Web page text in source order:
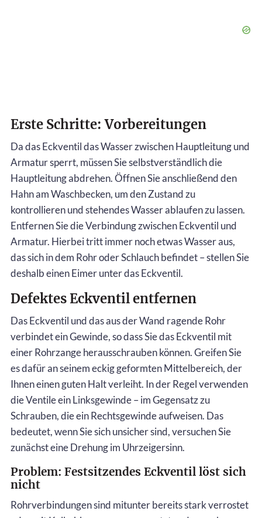
Erste Schritte: Vorbereitungen
Da das Eckventil das Wasser zwischen Hauptleitung und
Armatur sperrt, müssen Sie selbstverständlich die
Hauptleitung abdrehen. Öffnen Sie anschließend den
Hahn am Waschbecken, um den Zustand zu
kontrollieren und stehendes Wasser ablaufen zu lassen.
Entfernen Sie die Verbindung zwischen Eckventil und
Armatur. Hierbei tritt immer noch etwas Wasser aus,
das sich in dem Rohr oder Schlauch befindet – stellen Sie
deshalb einen Eimer unter das Eckventil.
Defektes Eckventil entfernen
Das Eckventil und das aus der Wand ragende Rohr
verbindet ein Gewinde, so dass Sie das Eckventil mit
einer Rohrzange herausschrauben können. Greifen Sie
es dafür an seinem eckig geformten Mittelbereich, der
Ihnen einen guten Halt verleiht. In der Regel verwenden
die Ventile ein Linksgewinde – im Gegensatz zu
Schrauben, die ein Rechtsgewinde aufweisen. Das
bedeutet, wenn Sie sich unsicher sind, versuchen Sie
zunächst eine Drehung im Uhrzeigersinn.
Problem: Festsitzendes Eckventil löst sich
nicht
Rohrverbindungen sind mitunter bereits stark verrostet